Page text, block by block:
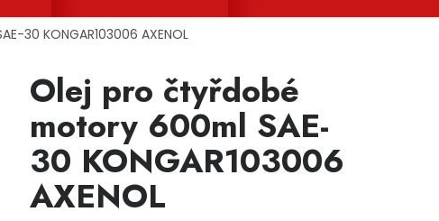
30 KONGAR103006 AXENOL
Olej pro čtyřdobé
motory 600ml SAE-
30 KONGAR103006
AXENOL